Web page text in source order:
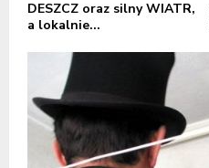
DESZCZ oraz silny WIATR,
a lokalnie...